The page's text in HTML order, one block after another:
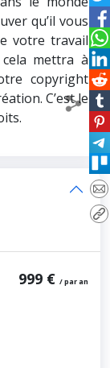
qu’il vous
votre travail
mettra à
copyright
C’est le
999 € / par an